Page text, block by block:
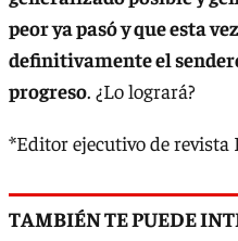
peor ya pasó y que esta
definitivamente el
progreso. ¿Lo logrará?
*Editor ejecutivo de revista
TAMBIÉN TE PUEDE